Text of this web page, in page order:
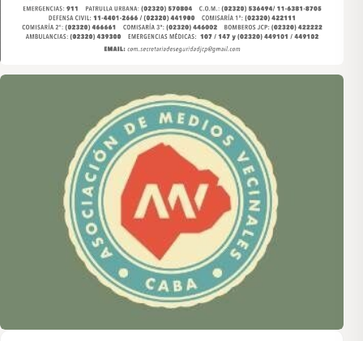
Asociación de Medios Vecinales